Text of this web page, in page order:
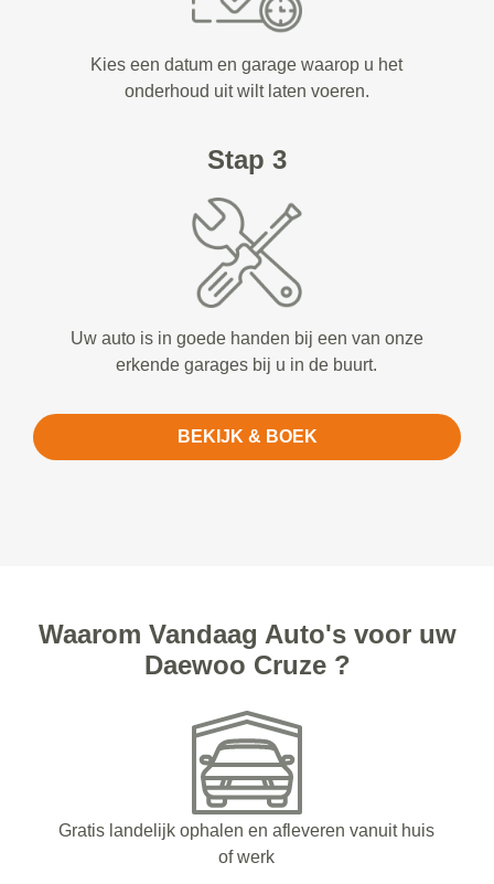
Kies een datum en garage waarop u het
onderhoud uit wilt laten voeren.
Stap 3
Uw auto is in goede handen bij een van onze
erkende garages bij u in de buurt.
BEKIJK & BOEK
Waarom Vandaag Auto's voor uw
Daewoo Cruze ?
Gratis landelijk ophalen en afleveren vanuit huis
of werk